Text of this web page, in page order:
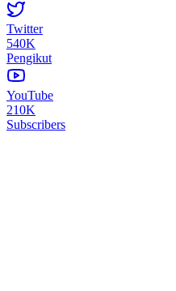
Twitter
540K
Pengikut
YouTube
210K
Subscribers